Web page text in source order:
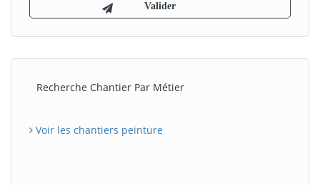
Recherche Chantier Par Métier
Voir les chantiers peinture